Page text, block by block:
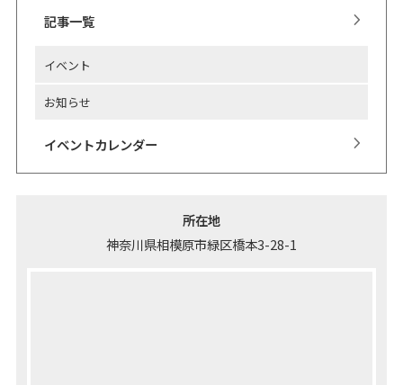
記事一覧
イベント
お知らせ
イベントカレンダー
所在地
神奈川県相模原市緑区橋本3-28-1